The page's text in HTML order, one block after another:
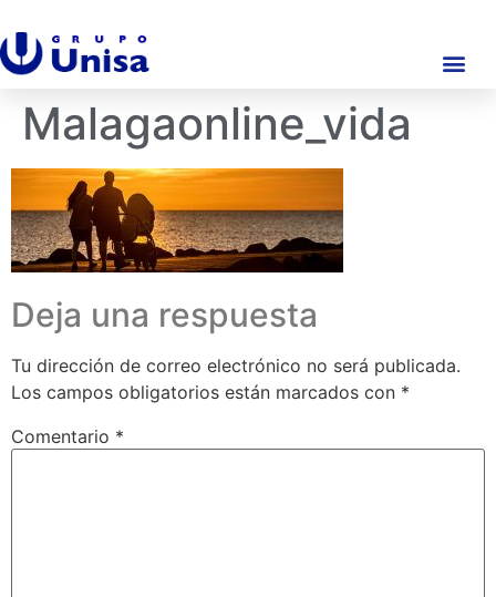
Malagaonline_vida
Deja una respuesta
Tu dirección de correo electrónico no será publicada.
Los campos obligatorios están marcados con *
Comentario *